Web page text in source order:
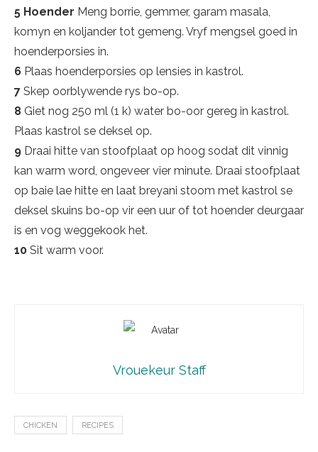
5 Hoender Meng borrie, gemmer, garam masala,
komyn en koljander tot gemeng. Vryf mengsel goed in
hoenderporsies in.
6 Plaas hoenderporsies op lensies in kastrol.
7 Skep oorblywende rys bo-op.
8 Giet nog 250 ml (1 k) water bo-oor gereg in kastrol.
Plaas kastrol se deksel op.
9 Draai hitte van stoofplaat op hoog sodat dit vinnig
kan warm word, ongeveer vier minute. Draai stoofplaat
op baie lae hitte en laat breyani stoom met kastrol se
deksel skuins bo-op vir een uur of tot hoender deurgaar
is en vog weggekook het.
10 Sit warm voor.
Vrouekeur Staff
CHICKEN RECIPES